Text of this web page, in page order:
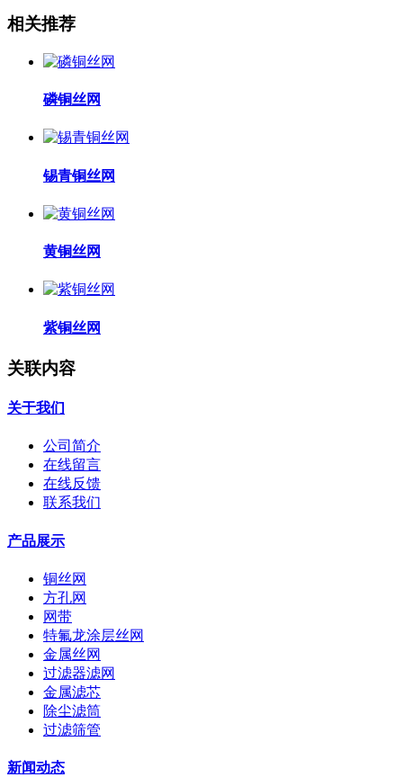
相关推荐
磷铜丝网
锡青铜丝网
黄铜丝网
紫铜丝网
关联内容
关于我们
公司简介
在线留言
在线反馈
联系我们
产品展示
铜丝网
方孔网
网带
特氟龙涂层丝网
金属丝网
过滤器滤网
金属滤芯
除尘滤筒
过滤筛管
新闻动态